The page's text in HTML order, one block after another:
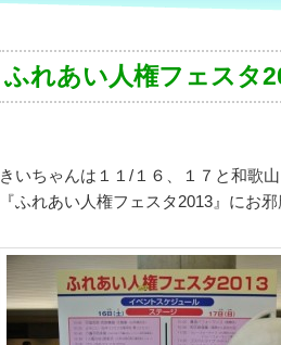
ふれあい人権フェスタ
きいちゃんは１１/１６、１７と和歌
『ふれあい人権フェスタ2013』にお